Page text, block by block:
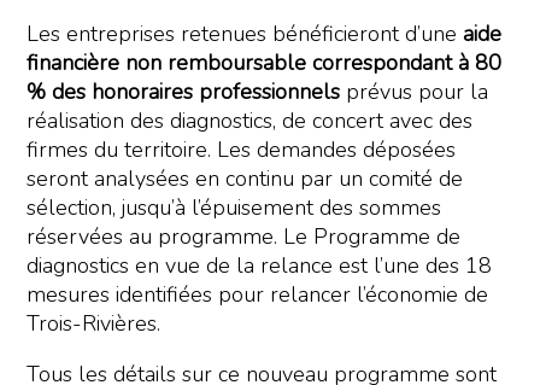
Les entreprises retenues bénéficieront d’une aide
financière non remboursable correspondant à 80
% des honoraires professionnels prévus pour la
réalisation des diagnostics, de concert avec des
firmes du territoire. Les demandes déposées
seront analysées en continu par un comité de
sélection, jusqu’à l’épuisement des sommes
réservées au programme. Le Programme de
diagnostics en vue de la relance est l’une des 18
mesures identifiées pour relancer l’économie de
Trois-Rivières.
Tous les détails sur ce nouveau programme sont